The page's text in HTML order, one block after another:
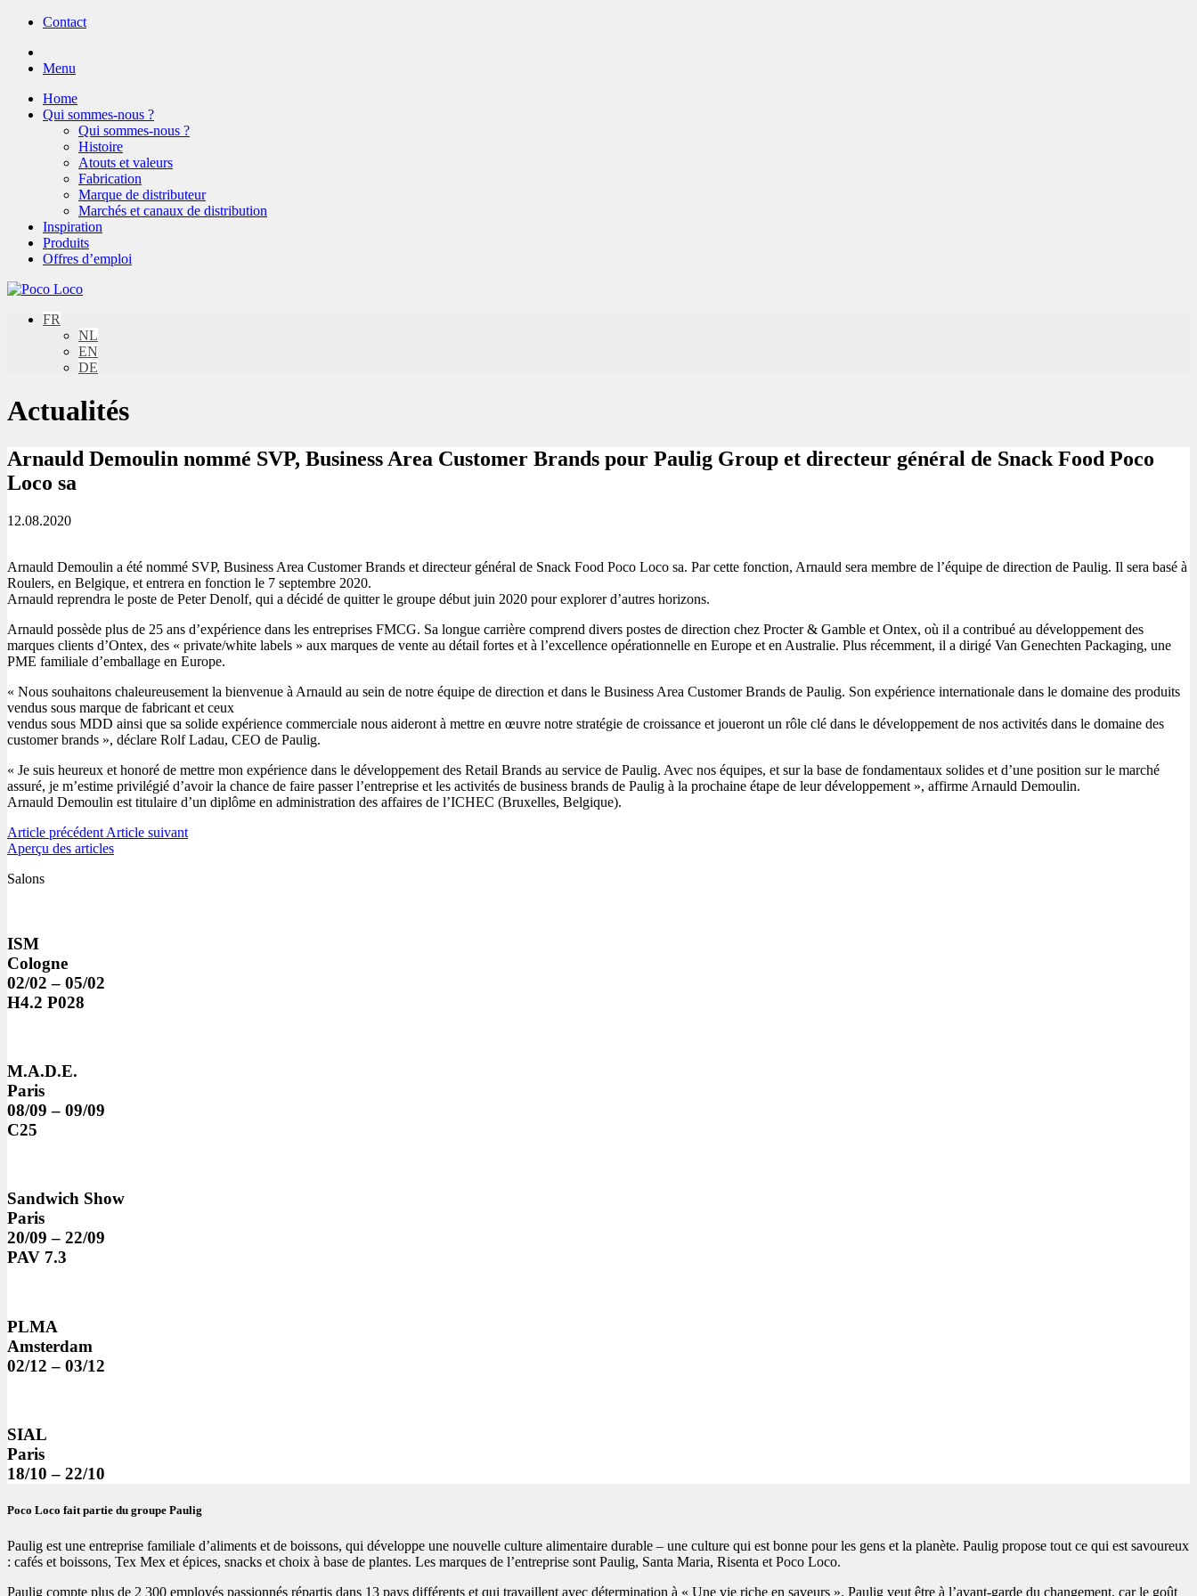
Contact
Menu
Home
Qui sommes-nous ?
Qui sommes-nous ?
Histoire
Atouts et valeurs
Fabrication
Marque de distributeur
Marchés et canaux de distribution
Inspiration
Produits
Offres d’emploi
FR
NL
EN
DE
Actualités
Arnauld Demoulin nommé SVP, Business Area Customer Brands pour Paulig Group et directeur général de Snack Food Poco
Loco sa
12.08.2020
Arnauld Demoulin a été nommé SVP, Business Area Customer Brands et directeur général de Snack Food Poco Loco sa. Par cette fonction, Arnauld sera membre de l’équipe de direction de Paulig. Il sera basé à
Roulers, en Belgique, et entrera en fonction le 7 septembre 2020.
Arnauld reprendra le poste de Peter Denolf, qui a décidé de quitter le groupe début juin 2020 pour explorer d’autres horizons.
Arnauld possède plus de 25 ans d’expérience dans les entreprises FMCG. Sa longue carrière comprend divers postes de direction chez Procter & Gamble et Ontex, où il a contribué au développement des
marques clients d’Ontex, des « private/white labels » aux marques de vente au détail fortes et à l’excellence opérationnelle en Europe et en Australie. Plus récemment, il a dirigé Van Genechten Packaging, une
PME familiale d’emballage en Europe.
« Nous souhaitons chaleureusement la bienvenue à Arnauld au sein de notre équipe de direction et dans le Business Area Customer Brands de Paulig. Son expérience internationale dans le domaine des produits
vendus sous marque de fabricant et ceux
vendus sous MDD ainsi que sa solide expérience commerciale nous aideront à mettre en œuvre notre stratégie de croissance et joueront un rôle clé dans le développement de nos activités dans le domaine des
customer brands », déclare Rolf Ladau, CEO de Paulig.
« Je suis heureux et honoré de mettre mon expérience dans le développement des Retail Brands au service de Paulig. Avec nos équipes, et sur la base de fondamentaux solides et d’une position sur le marché
assuré, je m’estime privilégié d’avoir la chance de faire passer l’entreprise et les activités de business brands de Paulig à la prochaine étape de leur développement », affirme Arnauld Demoulin.
Arnauld Demoulin est titulaire d’un diplôme en administration des affaires de l’ICHEC (Bruxelles, Belgique).
Article précédent Article suivant
Aperçu des articles
Salons
ISM
Cologne
02/02 – 05/02
H4.2 P028
M.A.D.E.
Paris
08/09 – 09/09
C25
Sandwich Show
Paris
20/09 – 22/09
PAV 7.3
PLMA
Amsterdam
02/12 – 03/12
SIAL
Paris
18/10 – 22/10
Poco Loco fait partie du groupe Paulig
Paulig est une entreprise familiale d’aliments et de boissons, qui développe une nouvelle culture alimentaire durable – une culture qui est bonne pour les gens et la planète. Paulig propose tout ce qui est savoureux
: cafés et boissons, Tex Mex et épices, snacks et choix à base de plantes. Les marques de l’entreprise sont Paulig, Santa Maria, Risenta et Poco Loco.
Paulig compte plus de 2 300 employés passionnés répartis dans 13 pays différents et qui travaillent avec détermination à « Une vie riche en saveurs ». Paulig veut être à l’avant-garde du changement, car le goût